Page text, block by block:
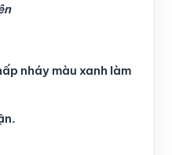
nháy màu xanh làm